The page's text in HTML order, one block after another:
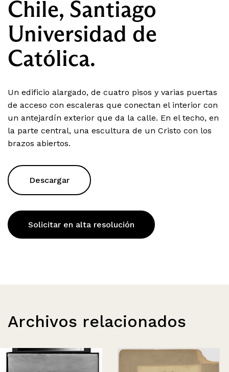
Chile, Santiago
Universidad de
Católica.
Un edificio alargado, de cuatro pisos y varias puertas
de acceso con escaleras que conectan el interior con
un antejardín exterior que da la calle. En el techo, en
la parte central, una escultura de un Cristo con los
brazos abiertos.
Descargar
Solicitar en alta resolución
Archivos relacionados